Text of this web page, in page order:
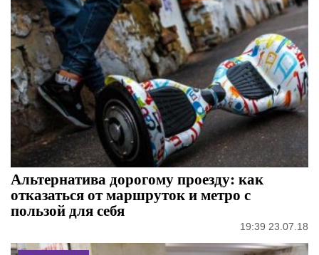
Альтернатива дорогому проезду: как
отказаться от маршруток и метро с
пользой для себя
19:39 23.07.18